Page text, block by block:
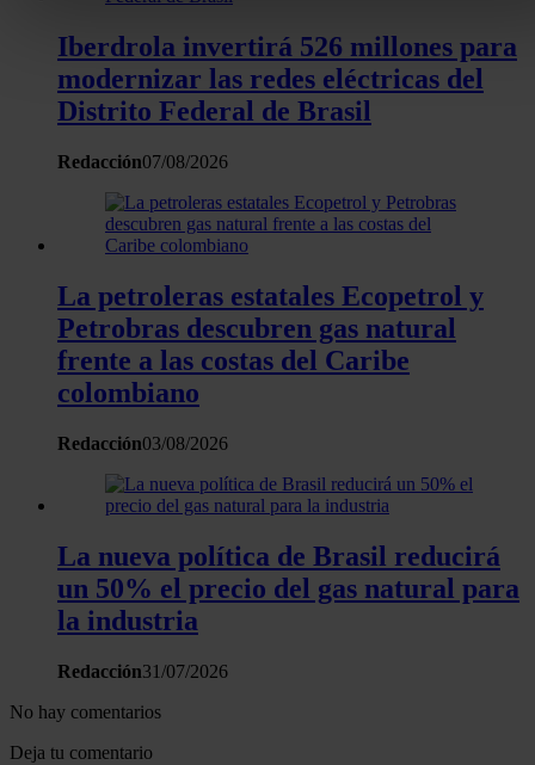
Obtenga más información sobre cómo se procesan sus
personales y establezca sus preferencias en lasección de
datos. Puede cambiar o retirar su consentimiento en
Las cookies de este sitio web se usan para personalizar el
contenido y los anuncios, ofrecer funciones de redes
analizar el tráfico. Además, compartimos información sobre
sociales, publicidad y análisis web, quienes pueden
con otra información que les haya proporcionado o que
recopilado a partir del uso que haya hecho de sus servicios.
Iberdrola invertirá 526 millones para
modernizar las redes eléctricas del
Distrito Federal de Brasil
Redacción07/08/2026
La petroleras estatales Ecopetrol y
Petrobras descubren gas natural
frente a las costas del Caribe
colombiano
Redacción03/08/2026
La nueva política de Brasil reducirá
un 50% el precio del gas natural para
la industria
Redacción31/07/2026
No hay comentarios
Deja tu comentario